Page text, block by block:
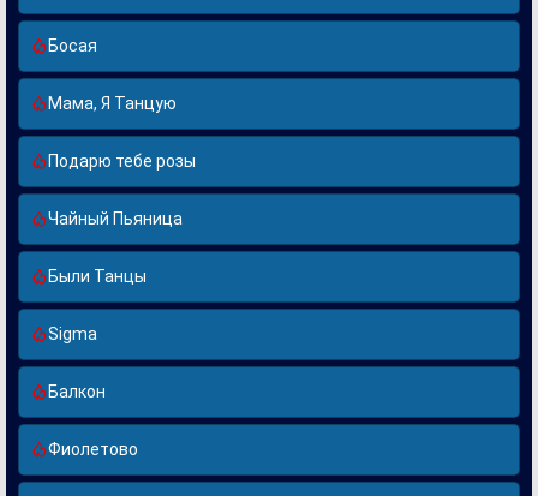
Босая
Мама, Я Танцую
Подарю тебе розы
Чайный Пьяница
Были Танцы
Sigma
Балкон
Фиолетово